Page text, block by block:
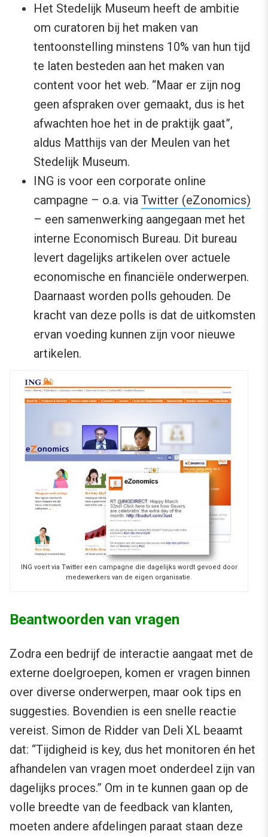
Het Stedelijk Museum heeft de ambitie
om curatoren bij het maken van
tentoonstelling minstens 10% van hun tijd
te laten besteden aan het maken van
content voor het web. “Maar er zijn nog
geen afspraken over gemaakt, dus is het
afwachten hoe het in de praktijk gaat”,
aldus Matthijs van der Meulen van het
Stedelijk Museum.
ING is voor een corporate online
campagne – o.a. via Twitter (eZonomics)
– een samenwerking aangegaan met het
interne Economisch Bureau. Dit bureau
levert dagelijks artikelen over actuele
economische en financiële onderwerpen.
Daarnaast worden polls gehouden. De
kracht van deze polls is dat de uitkomsten
ervan voeding kunnen zijn voor nieuwe
artikelen.
ING voert via Twitter een campagne die dagelijks wordt gevoed door
medewerkers van de eigen organisatie.
Beantwoorden van vragen
Zodra een bedrijf de interactie aangaat met de
externe doelgroepen, komen er vragen binnen
over diverse onderwerpen, maar ook tips en
suggesties. Bovendien is een snelle reactie
vereist. Simon de Ridder van Deli XL beaamt
dat: “Tijdigheid is key, dus het monitoren én het
afhandelen van vragen moet onderdeel zijn van
dagelijks proces.” Om in te kunnen gaan op de
volle breedte van de feedback van klanten,
moeten andere afdelingen paraat staan deze